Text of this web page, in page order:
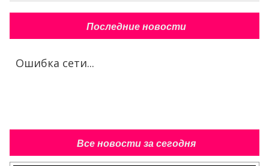
Последние новости
Ошибка сети...
Все новости за сегодня